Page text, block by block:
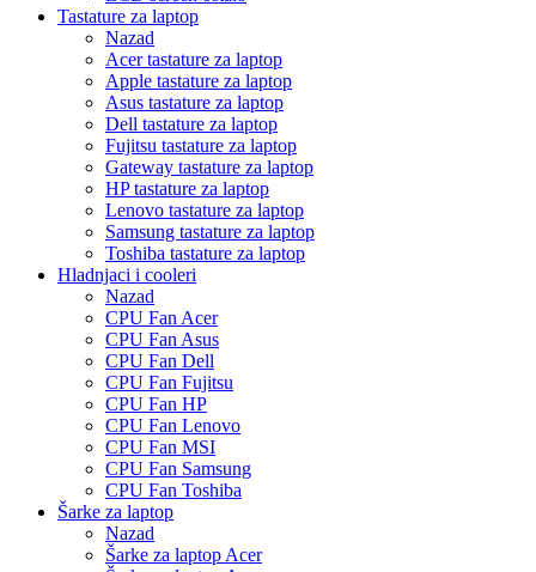
Tastature za laptop
Nazad
Acer tastature za laptop
Apple tastature za laptop
Asus tastature za laptop
Dell tastature za laptop
Fujitsu tastature za laptop
Gateway tastature za laptop
HP tastature za laptop
Lenovo tastature za laptop
Samsung tastature za laptop
Toshiba tastature za laptop
Hladnjaci i cooleri
Nazad
CPU Fan Acer
CPU Fan Asus
CPU Fan Dell
CPU Fan Fujitsu
CPU Fan HP
CPU Fan Lenovo
CPU Fan MSI
CPU Fan Samsung
CPU Fan Toshiba
Šarke za laptop
Nazad
Šarke za laptop Acer